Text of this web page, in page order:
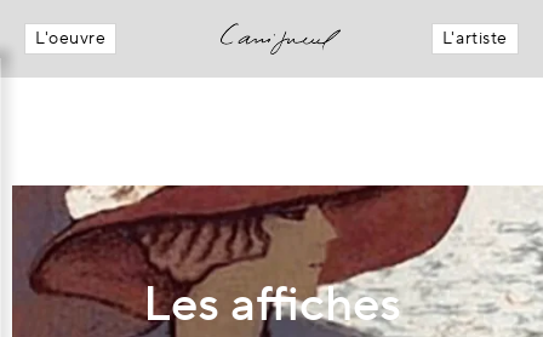
L'oeuvre L'artiste
Les affiches